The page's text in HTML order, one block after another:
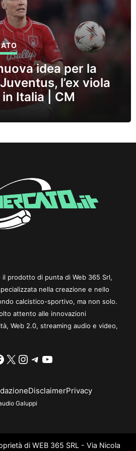
idea per la
l’ex viola
Italia | CM
il prodotto di punta di Web 365 Srl,
nella creazione e nello
calcistico-sportivo, ma non solo.
attento alle innovazioni
Web 2.0, streaming audio e video,
X Instagram
Telegram
YouTube
DisclaimerPrivacy
Galuppi
di WEB 365 SRL - Via Nicola